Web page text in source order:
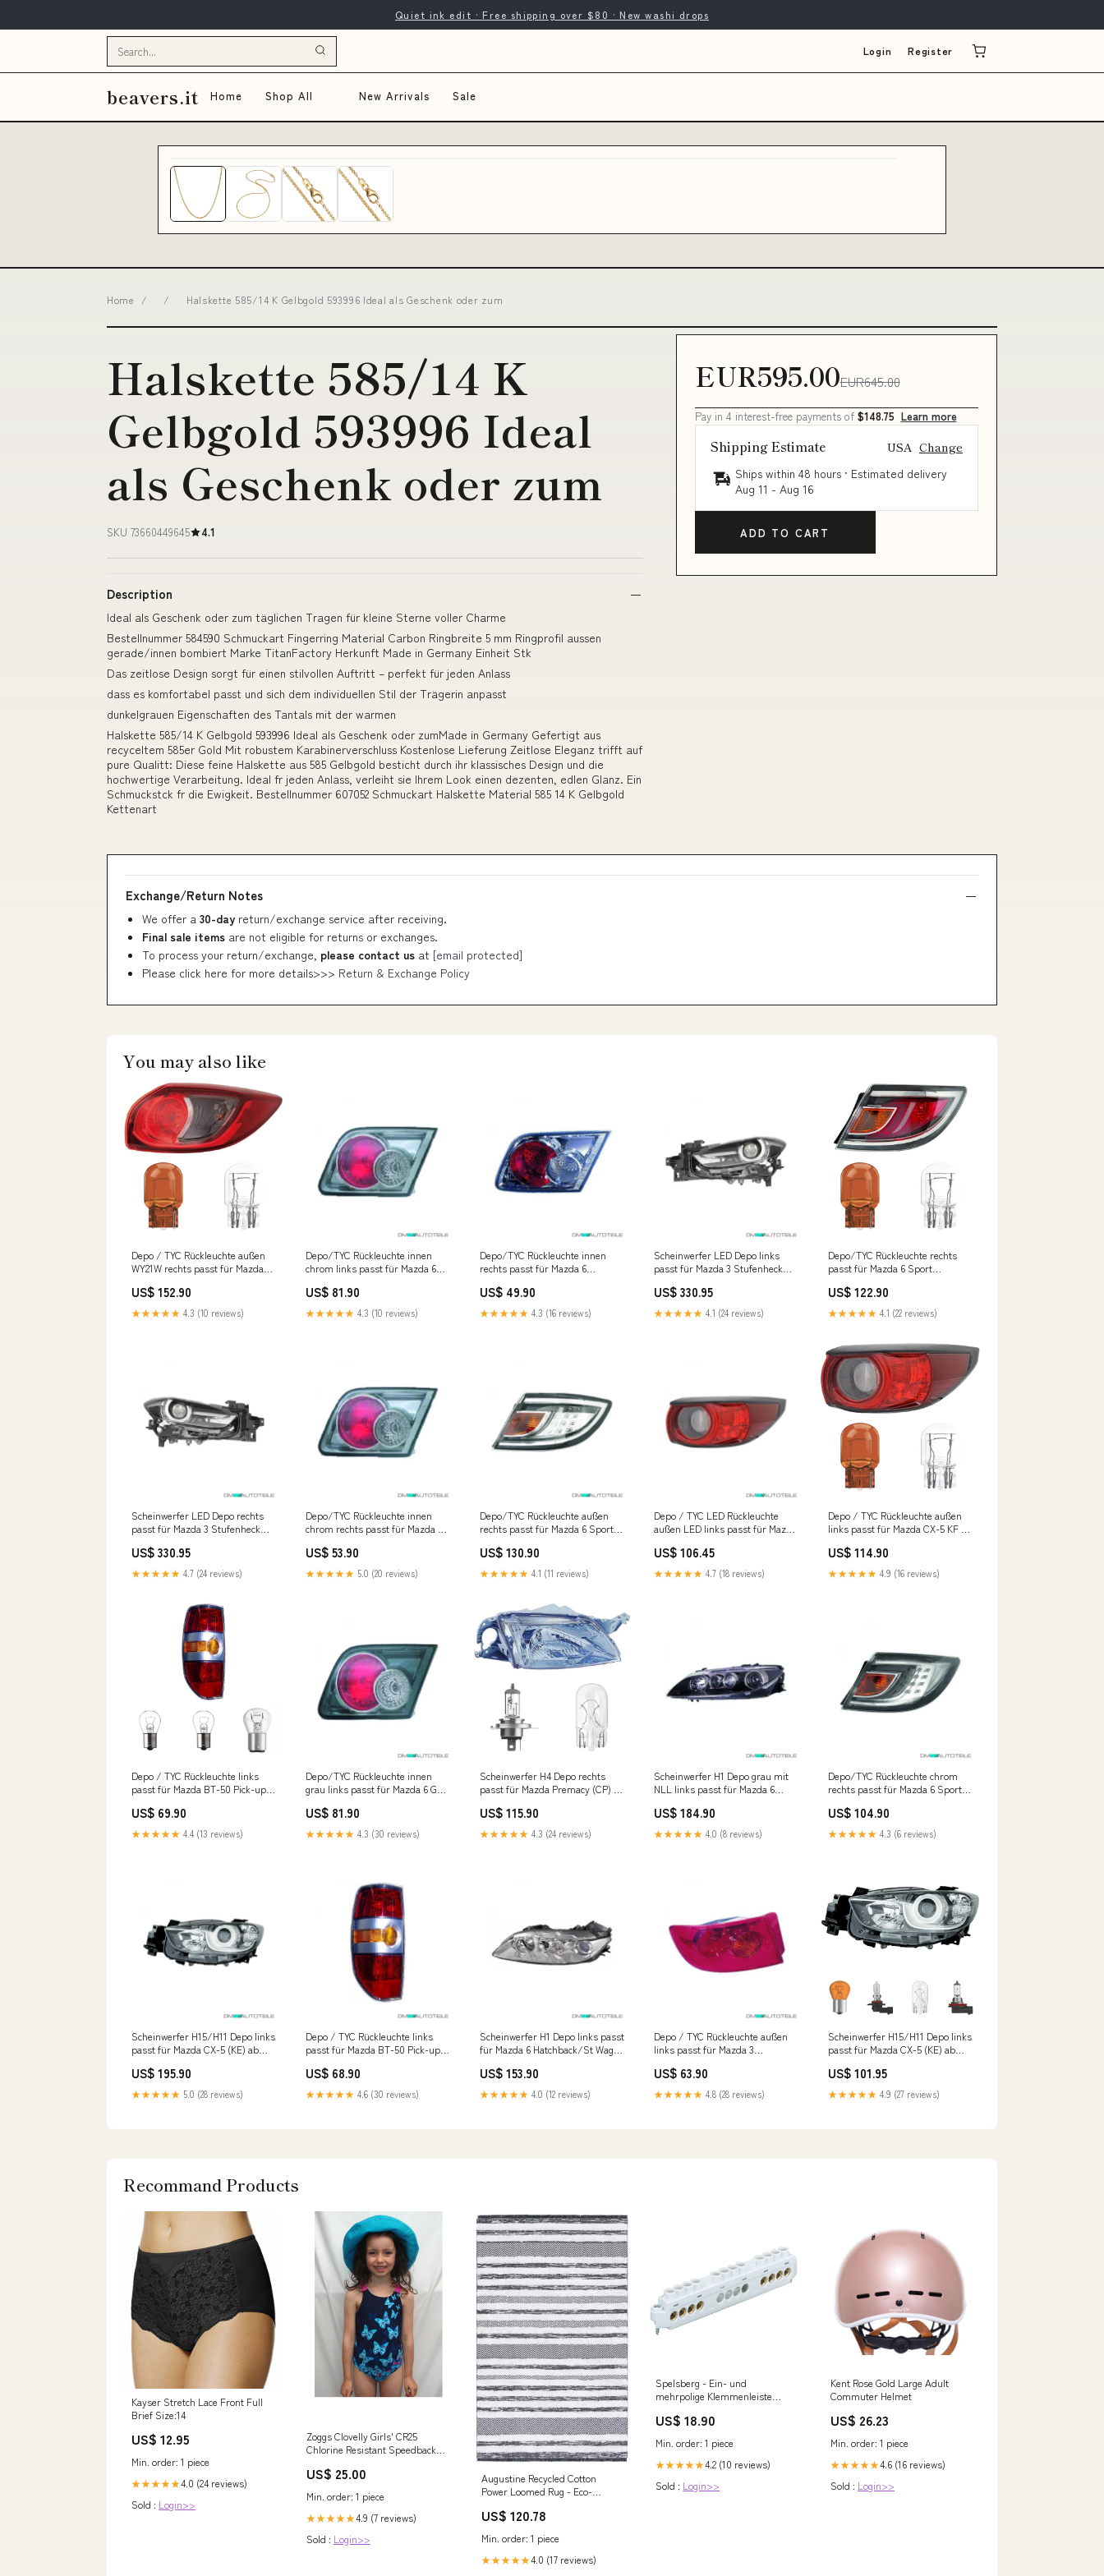
Quiet ink edit · Free shipping over $80 · New washi drops
Login Register
beavers.it Home Shop All New Arrivals Sale
Home / / Halskette 585/14 K Gelbgold 593996 Ideal als Geschenk oder zum
Halskette 585/14 K
Gelbgold 593996 Ideal
als Geschenk oder zum
SKU 73660449645 4.1
Description
Ideal als Geschenk oder zum täglichen Tragen für kleine Sterne voller Charme
Bestellnummer 584590 Schmuckart Fingerring Material Carbon Ringbreite 5 mm Ringprofil aussen
gerade/innen bombiert Marke TitanFactory Herkunft Made in Germany Einheit Stk
Das zeitlose Design sorgt für einen stilvollen Auftritt – perfekt für jeden Anlass
dass es komfortabel passt und sich dem individuellen Stil der Trägerin anpasst
dunkelgrauen Eigenschaften des Tantals mit der warmen
Halskette 585/14 K Gelbgold 593996 Ideal als Geschenk oder zumMade in Germany Gefertigt aus
recyceltem 585er Gold Mit robustem Karabinerverschluss Kostenlose Lieferung Zeitlose Eleganz trifft auf
pure Qualitt: Diese feine Halskette aus 585 Gelbgold besticht durch ihr klassisches Design und die
hochwertige Verarbeitung. Ideal fr jeden Anlass, verleiht sie Ihrem Look einen dezenten, edlen Glanz. Ein
Schmuckstck fr die Ewigkeit. Bestellnummer 607052 Schmuckart Halskette Material 585 14 K Gelbgold
Kettenart
EUR595.00EUR645.00
Pay in 4 interest-free payments of $148.75 Learn more
Shipping Estimate USA Change
Ships within 48 hours · Estimated delivery
Aug 11 - Aug 16
ADD TO CART
Exchange/Return Notes
We offer a 30-day return/exchange service after receiving.
Final sale items are not eligible for returns or exchanges.
To process your return/exchange, please contact us at [email protected]
Please click here for more details>>> Return & Exchange Policy
You may also like
Depo / TYC Rückleuchte außen
WY21W rechts passt für Mazda
Leuchtmittel/Birnen Fox Opel
Astra J GTC 1
US$ 152.90
★★★★★ 4.3 (10 reviews)
Depo/TYC Rückleuchte innen
chrom links passt für Mazda 6
Mercedes C-Klasse 202
US$ 81.90
★★★★★ 4.3 (10 reviews)
Depo/TYC Rückleuchte innen
rechts passt für Mazda 6
200kW 5
US$ 49.90
★★★★★ 4.3 (16 reviews)
Scheinwerfer LED Depo links
passt für Mazda 3 Stufenheck
US$ 330.95
★★★★★ 4.1 (24 reviews)
Depo/TYC Rückleuchte rechts
passt für Mazda 6 Sport
inklusive Leuchtmittel/Birnen
Fox Suzuki Swift V
US$ 122.90
★★★★★ 4.1 (22 reviews)
Scheinwerfer LED Depo rechts
passt für Mazda 3 Stufenheck
Mitsubishi Lancer CYO Ab 2012
Benzin
US$ 330.95
★★★★★ 4.7 (24 reviews)
Depo/TYC Rückleuchte innen
chrom rechts passt für Mazda 6
BMW 3er Reihe E90/91/92/93
318i/320i
US$ 53.90
★★★★★ 5.0 (20 reviews)
Depo/TYC Rückleuchte außen
rechts passt für Mazda 6 Sport
Vorschalldämpfer
US$ 130.90
★★★★★ 4.1 (11 reviews)
Depo / TYC LED Rückleuchte
außen LED links passt für Mazda
US$ 106.45
★★★★★ 4.7 (18 reviews)
Depo / TYC Rückleuchte außen
links passt für Mazda CX-5 KF ab
Leuchtmittel/Birnen D2
US$ 114.90
★★★★★ 4.9 (16 reviews)
Depo / TYC Rückleuchte links
passt für Mazda BT-50 Pick-up
Leuchtmittel/Birnen Fox Skoda
Citygo
US$ 69.90
★★★★★ 4.4 (13 reviews)
Depo/TYC Rückleuchte innen
grau links passt für Mazda 6 GG
Mercedes C-Klasse 202
US$ 81.90
★★★★★ 4.3 (30 reviews)
Scheinwerfer H4 Depo rechts
passt für Mazda Premacy (CP) ab
Leuchtmittel/Birnen Fox VW
Amarok Ohne Trittbrett
US$ 115.90
★★★★★ 4.3 (24 reviews)
Scheinwerfer H1 Depo grau mit
NLL links passt für Mazda 6
US$ 184.90
★★★★★ 4.0 (8 reviews)
Depo/TYC Rückleuchte chrom
rechts passt für Mazda 6 Sport
Chrysler Neon
US$ 104.90
★★★★★ 4.3 (6 reviews)
Scheinwerfer H15/H11 Depo links
passt für Mazda CX-5 (KE) ab
2010
US$ 195.90
★★★★★ 5.0 (28 reviews)
Depo / TYC Rückleuchte links
passt für Mazda BT-50 Pick-up
US$ 68.90
★★★★★ 4.6 (30 reviews)
Scheinwerfer H1 Depo links passt
für Mazda 6 Hatchback/St Wagon
Reihe F30/31 320i 328i
US$ 153.90
★★★★★ 4.0 (12 reviews)
Depo / TYC Rückleuchte außen
links passt für Mazda 3
Nissan Juke
US$ 63.90
★★★★★ 4.8 (28 reviews)
Scheinwerfer H15/H11 Depo links
passt für Mazda CX-5 (KE) ab
Leuchtmittel/Birnen Porsche
Boxster (986)
US$ 101.95
★★★★★ 4.9 (27 reviews)
Recommand Products
Kayser Stretch Lace Front Full
Brief Size:14
US$ 12.95
Min. order: 1 piece
★★★★★4.0 (24 reviews)
Sold : Login>>
Zoggs Clovelly Girls' CR25
Chlorine Resistant Speedback
US$ 25.00
Min. order: 1 piece
★★★★★4.9 (7 reviews)
Sold : Login>>
Augustine Recycled Cotton
Power Loomed Rug - Eco-
Modern Homes Dark Cherry
US$ 120.78
Min. order: 1 piece
★★★★★4.0 (17 reviews)
Spelsberg - Ein- und
mehrpolige Klemmenleiste
Industrieller Stromspeicher
US$ 18.90
Min. order: 1 piece
★★★★★4.2 (10 reviews)
Sold : Login>>
Kent Rose Gold Large Adult
Commuter Helmet
US$ 26.23
Min. order: 1 piece
★★★★★4.6 (16 reviews)
Sold : Login>>